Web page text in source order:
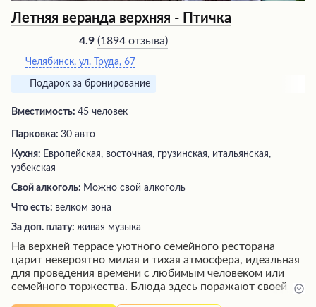
Летняя веранда верхняя - Птичка
4.9 (1894 отзыва)
Челябинск, ул. Труда, 67
Подарок за бронирование
Вместимость: 45 человек
Парковка: 30 авто
Кухня: Европейская, восточная, грузинская, итальянская,
узбекская
Свой алкоголь: Можно свой алкоголь
Что есть: велком зона
За доп. плату: живая музыка
На верхней террасе уютного семейного ресторана
царит невероятно милая и тихая атмосфера, идеальная
для проведения времени с любимым человеком или
семейного торжества. Блюда здесь поражают своей